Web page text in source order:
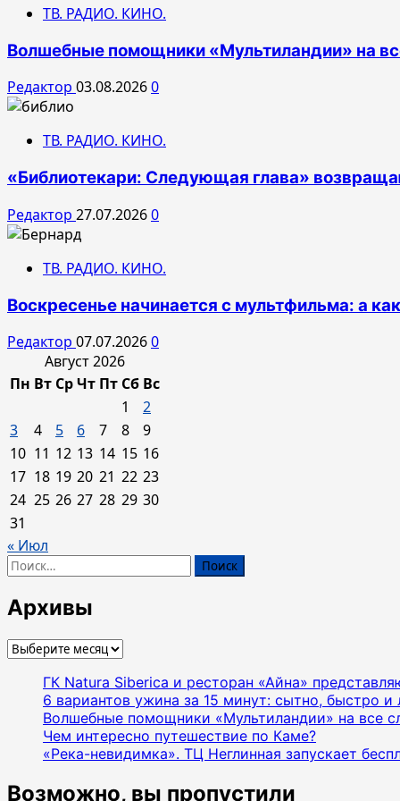
ТВ. РАДИО. КИНО.
Волшебные помощники «Мультиландии» на
Редактор 03.08.20260
ТВ. РАДИО. КИНО.
«Библиотекари: Следующая глава»
Редактор 27.07.20260
ТВ. РАДИО. КИНО.
Воскресенье начинается с мультфильма: а
Редактор 07.07.20260
Август 2026
Пн Вт СрЧт Пт Сб Вс
1
2
3
4 5 6 7 8
9
10 11 12 13 14 15 16
17 18 19 20 21 22 23
24 25 26 27 28 29 30
31
« Июл
Найти:
Архивы
Архивы
ГК Natura Siberica и ресторан «Айна»
6 вариантов ужина за 15 минут: сытно, быстро и
Волшебные помощники «Мультиландии» на все
Чем интересно путешествие по Каме?
«Река-невидимка». ТЦ Неглинная запускает
Возможно, вы пропустили